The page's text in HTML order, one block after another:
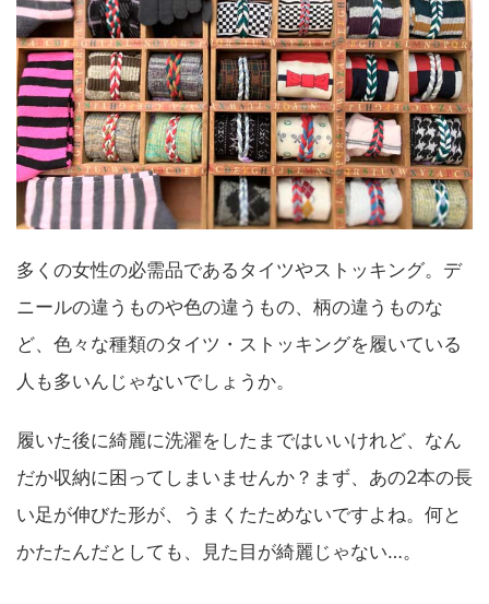
多くの女性の必需品であるタイツやストッキング。デ
ニールの違うものや色の違うもの、柄の違うものな
ど、色々な種類のタイツ・ストッキングを履いている
人も多いんじゃないでしょうか。
履いた後に綺麗に洗濯をしたまではいいけれど、なん
だか収納に困ってしまいませんか？まず、あの2本の長
い足が伸びた形が、うまくたためないですよね。何と
かたたんだとしても、見た目が綺麗じゃない…。